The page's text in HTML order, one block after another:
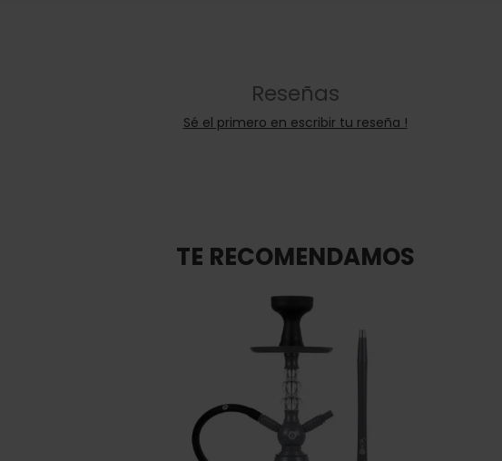
Reseñas
Sé el primero en escribir tu reseña !
TE RECOMENDAMOS